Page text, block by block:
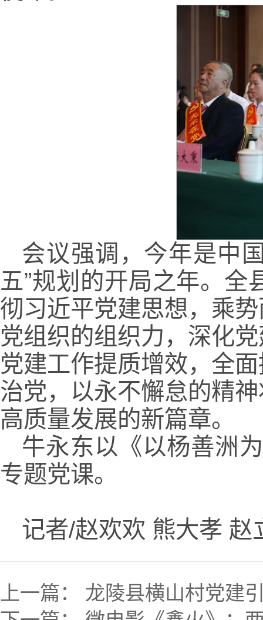
会议强调，今年是中
五”规划的开局之年。
彻习近平党建思想，乘
党组织的组织力，深化
党建工作提质增效，全
治党，以永不懈怠的精
高质量发展的新篇章。
牛永东以《以杨善洲
专题党课。
记者/赵欢欢 熊大孝 赵
上一篇： 龙陵县横山村党建